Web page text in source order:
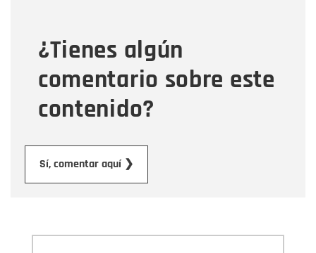
¿Tienes algún
comentario sobre este
contenido?
Sí, comentar aquí ❯
Mensaje